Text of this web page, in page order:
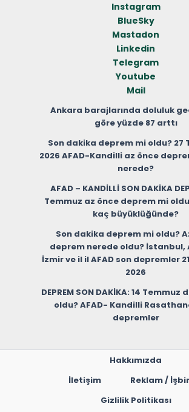
Instagram
BlueSky
Mastadon
Linkedin
Telegram
Youtube
Mail
Ankara barajlarında doluluk
göre yüzde 87 arttı
Son dakika deprem mi oldu? 27
2026 AFAD-Kandilli az önce
nerede?
AFAD – KANDİLLİ SON DAKİKA
Temmuz az önce deprem mi
kaç büyüklüğünde?
Son dakika deprem mi oldu?
deprem nerede oldu? İstanbul,
İzmir ve il il AFAD son depremler
2026
DEPREM SON DAKİKA: 14
oldu? AFAD- Kandilli
depremler
Hakkımızda
İletişim
Reklam /
Gizlilik Politikası